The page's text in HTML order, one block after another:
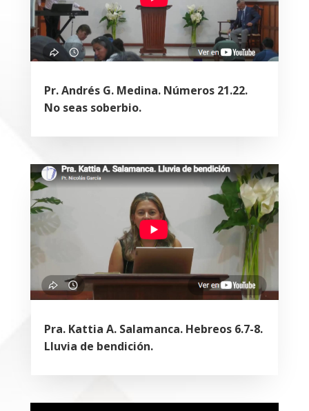
Pr. Andrés G. Medina. Números 21.22.
No seas soberbio.
Pra. Kattia A. Salamanca. Hebreos 6.7-8.
Lluvia de bendición.